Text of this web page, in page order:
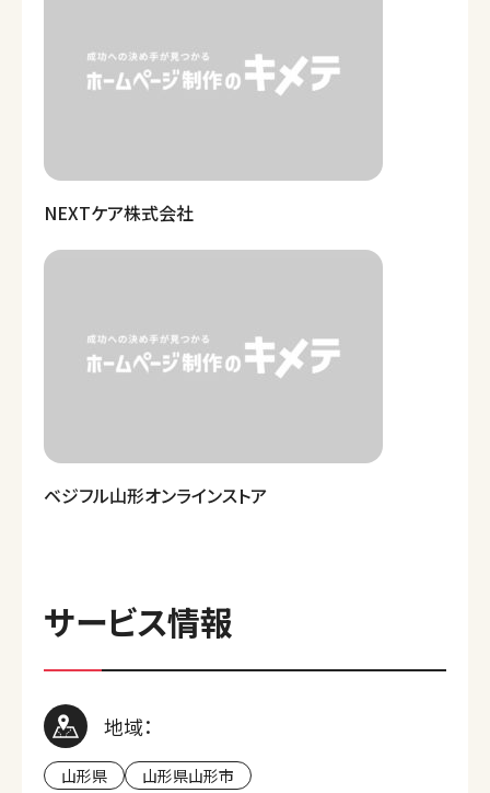
NEXTケア株式会社
ベジフル山形オンラインストア
サービス情報
地域：
山形県 山形県山形市